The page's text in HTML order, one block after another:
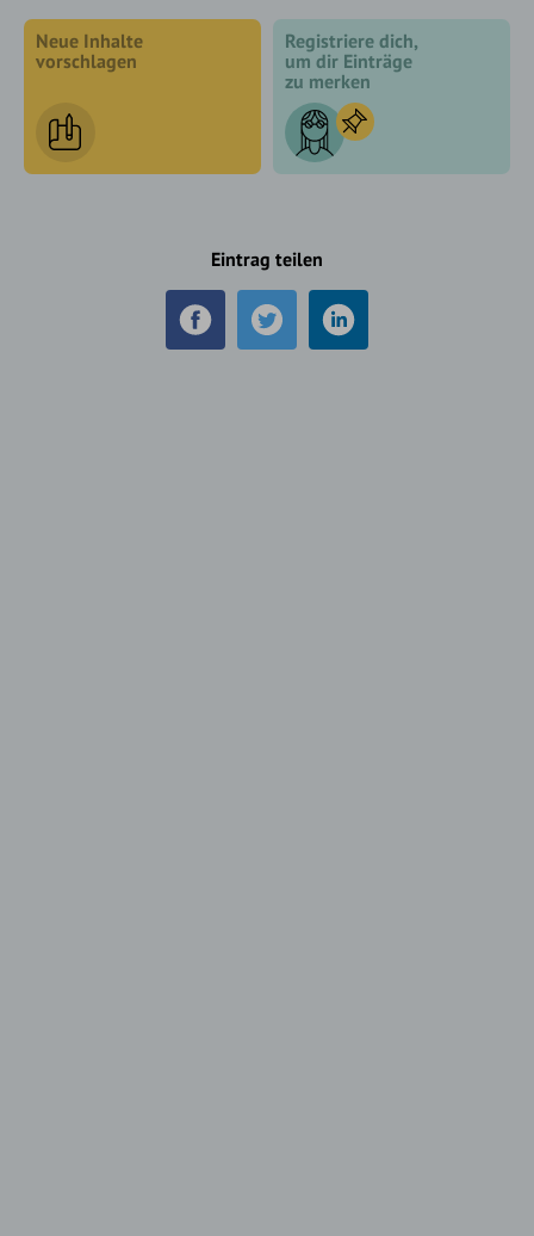
Neue Inhalte
vorschlagen
Registriere dich,
um dir Einträge
zu merken
Eintrag teilen